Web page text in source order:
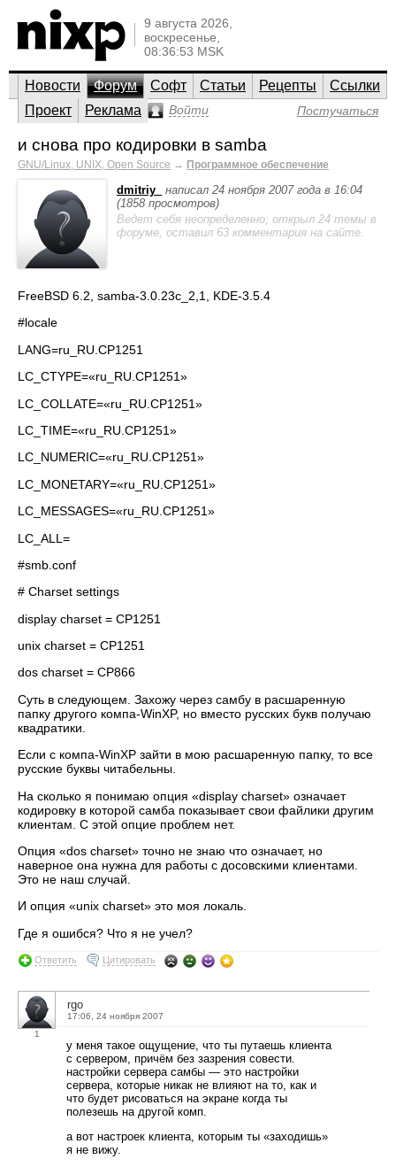
9 августа 2026,
воскресенье,
08:36:53 MSK
Новости Форум Софт Статьи Рецепты
Ссылки
Проект
Реклама Войти Постучаться
и снова про кодировки в samba
GNU/Linux, UNIX, Open Source → Программное обеспечение
dmitriy_
написал 24 ноября 2007 года в 16:04
(1858 просмотров)
Ведет себя неопределенно; открыл 24 темы в
форуме, оставил 63 комментария на сайте.
FreeBSD 6.2, samba-3.0.23c_2,1, KDE-3.5.4
#locale
LANG=ru_RU.CP1251
LC_CTYPE=«ru_RU.CP1251»
LC_COLLATE=«ru_RU.CP1251»
LC_TIME=«ru_RU.CP1251»
LC_NUMERIC=«ru_RU.CP1251»
LC_MONETARY=«ru_RU.CP1251»
LC_MESSAGES=«ru_RU.CP1251»
LC_ALL=
#smb.conf
# Charset settings
display charset = CP1251
unix charset = CP1251
dos charset = CP866
Суть в следующем. Захожу через самбу в расшаренную
папку другого компа-WinXP, но вместо русских букв получаю
квадратики.
Если с компа-WinXP зайти в мою расшаренную папку, то все
русские буквы читабельны.
На сколько я понимаю опция «display charset» означает
кодировку в которой самба показывает свои файлики другим
клиентам. С этой опцие проблем нет.
Опция «dos charset» точно не знаю что означает, но
наверное она нужна для работы с досовскими клиентами.
Это не наш случай.
И опция «unix charset» это моя локаль.
Где я ошибся? Что я не учел?
Ответить Цитировать
1
rgo
17:06, 24 ноября 2007
у меня такое ощущение, что ты путаешь клиента
с сервером, причём без зазрения совести.
настройки сервера самбы — это настройки
сервера, которые никак не влияют на то, как и
что будет рисоваться на экране когда ты
полезешь на другой комп.
а вот настроек клиента, которым ты «заходишь»
я не вижу.